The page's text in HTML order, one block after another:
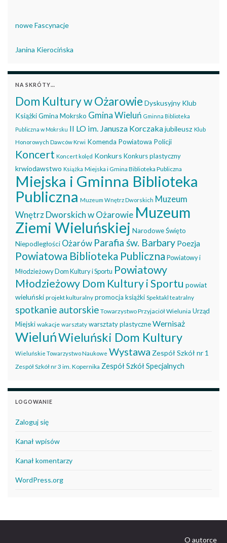
nowe Fascynacje
Janina Kierocińska
NA SKRÓTY…
Dom Kultury w Ożarowie Dyskusyjny Klub
KsiążkiGmina Mokrsko Gmina Wieluń Gminna Biblioteka
Publiczna w Mokrsku II LO im. Janusza Korczakajubileusz Klub
Honorowych Dawców Krwi Komenda Powiatowa Policji
Koncert Koncert kolęd Konkurs Konkurs plastyczny
krwiodawstwo Książka Miejska i Gmina Biblioteka Publiczna
Miejska i Gminna Biblioteka
Publiczna Muzeum Wnętrz Dworskich Muzeum
Wnętrz Dworskich w Ożarowie Muzeum
Ziemi Wieluńskiej Narodowe Święto
Niepodległości Ożarów Parafia św. Barbary Poezja
Powiatowa Biblioteka Publiczna Powiatowy i
Młodzieżowy Dom Kultury i Sportu Powiatowy
Młodzieżowy Dom Kultury i Sportu powiat
wieluński projekt kulturalny promocja książki Spektakl teatralny
spotkanie autorskie Towarzystwo Przyjaciół Wielunia Urząd
Miejski wakacje warsztaty warsztaty plastyczneWernisaż
WieluńWieluński Dom Kultury
Wieluńskie Towarzystwo Naukowe Wystawa Zespół Szkół nr 1
Zespół Szkół nr 3 im. Kopernika Zespół Szkół Specjalnych
LOGOWANIE
Zaloguj się
Kanał wpisów
Kanał komentarzy
WordPress.org
O autorce